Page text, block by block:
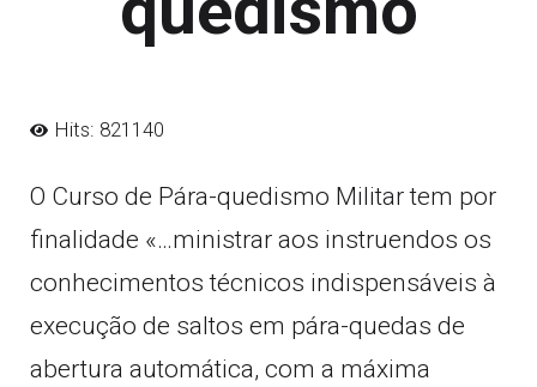
Hits: 821140
O Curso de Pára-quedismo Militar tem por
finalidade «…ministrar aos instruendos os
conhecimentos técnicos indispensáveis à
execução de saltos em pára-quedas de
abertura automática, com a máxima